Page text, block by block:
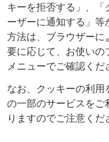
キーを拒否する」、「
ーザーに通知する」等
方法は、ブラウザーに
要に応じて、お使いの
メニューでご確認くだ
なお、クッキーの利用
の一部のサービスをご
りますのでご注意くだ